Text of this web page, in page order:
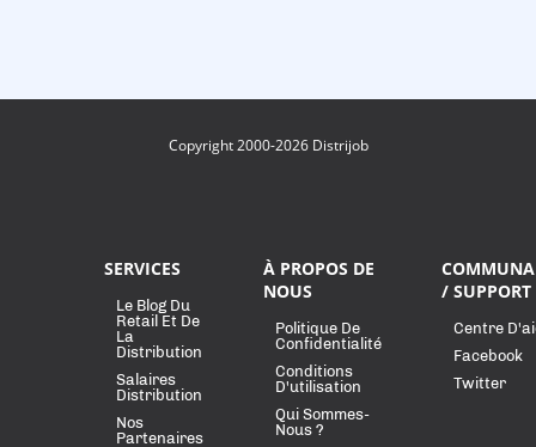
Copyright 2000-2026 Distrijob
SERVICES
Le Blog Du
Retail Et De
La
Distribution
Salaires
Distribution
Nos
Partenaires
À PROPOS DE
NOUS
Politique De
Confidentialité
Conditions
D'utilisation
Qui Sommes-
Nous ?
/ SUPPORT
Centre
Facebook
Twitter